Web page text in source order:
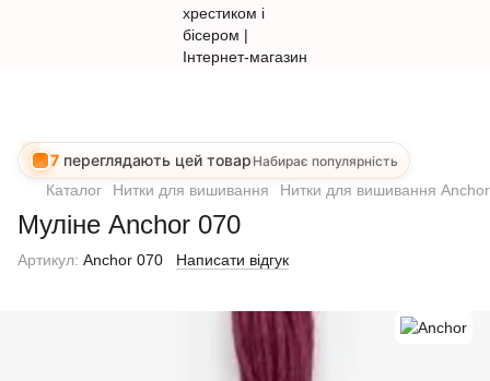
7 переглядають цей товар Набирає популярність
Каталог Нитки для вишивання Нитки для вишивання Anchor
Муліне Anchor 070
Артикул: Anchor 070 Написати відгук